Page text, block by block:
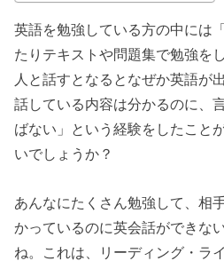
英語を勉強している方の中には
たりテキストや問題集で勉強を
人と話すとなるとなぜか英語が
話している内容は分かるのに、
ばない」という経験をしたこと
いでしょうか？
あんなにたくさん勉強して、相
かっているのに英会話ができな
ね。これは、リーディング・ラ